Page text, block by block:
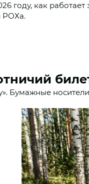
как работает
РОХа.
Бумажные